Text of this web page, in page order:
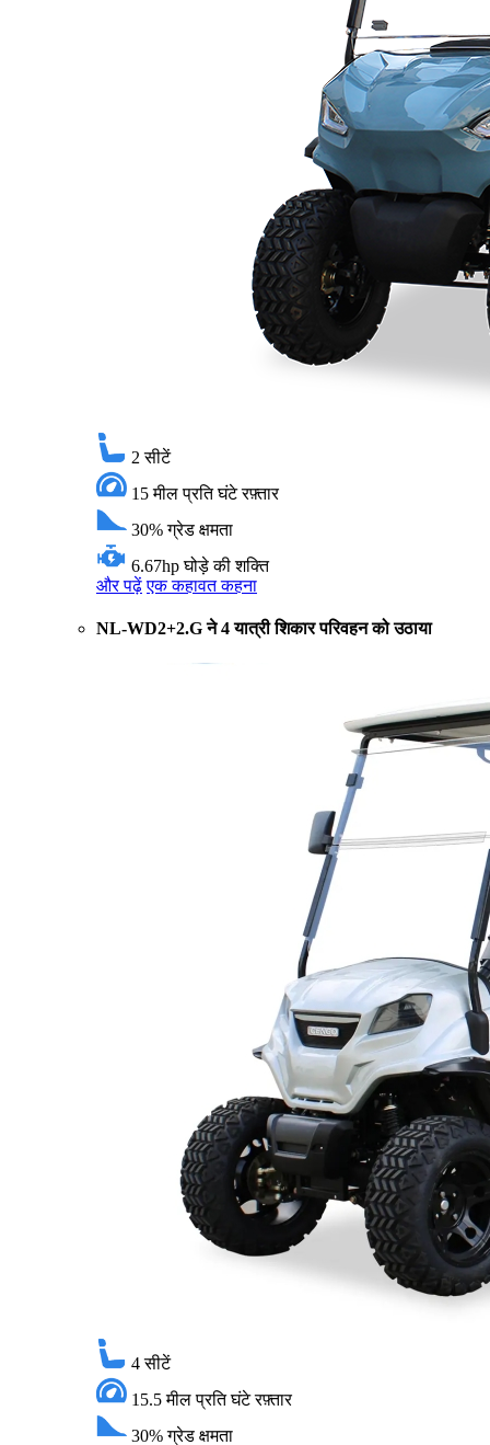
2 सीटें
15 मील प्रति घंटे रफ़्तार
30% ग्रेड क्षमता
6.67hp घोड़े की शक्ति
और पढ़ें एक कहावत कहना
NL-WD2+2.G ने 4 यात्री शिकार परिवहन को उठाया
4 सीटें
15.5 मील प्रति घंटे रफ़्तार
30% ग्रेड क्षमता